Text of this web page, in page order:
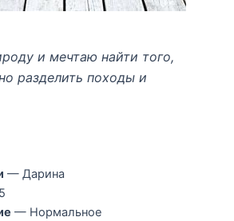
и мечтаю найти того,
разделить походы и
— Дарина
— Нормальное